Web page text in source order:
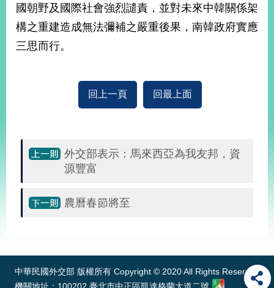
部 粉
YouTube
RSS
政
府
網
放
國朝野及國際社會強烈譴責，並對未來中韓關係架
構之重建造成無法彌補之嚴重後果，南韓政府實應
三思而行。
回上一頁 回最上面
外交部表示：馬來西亞為我友邦，資
源豐富
農曆春節將至
中華民國外交部 版權所有 Copyright © 2020 All Rights Reserved